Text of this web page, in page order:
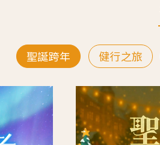
聖誕跨年 健行之旅